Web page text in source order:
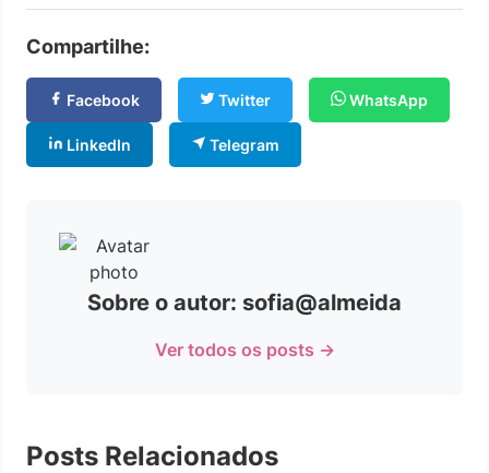
Compartilhe:
Facebook Twitter WhatsApp
LinkedIn Telegram
Sobre o autor: sofia@almeida
Ver todos os posts →
Posts Relacionados